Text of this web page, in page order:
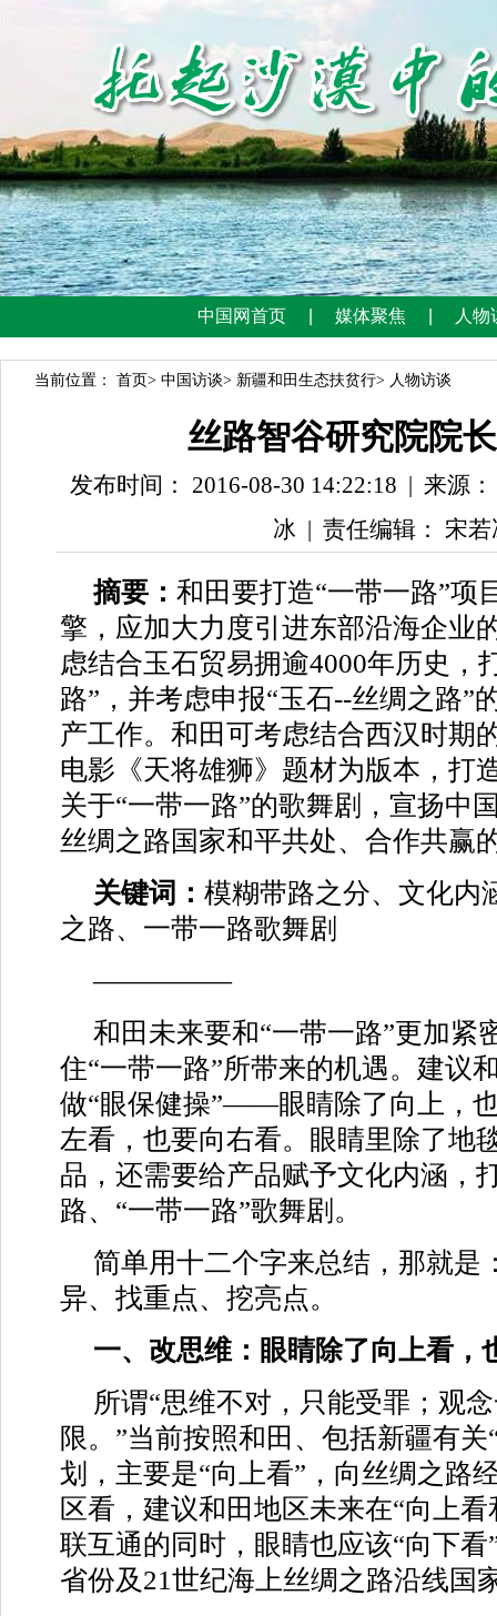
当前位置： 首页> 中国访谈> 新疆和田生态扶贫行> 人物访谈
丝路智谷研究院院
发布时间： 2016-08-30 14:22:18 | 来源
冰 | 责任编辑： 宋若
摘要： 和田要打造“一带一路”项
擎，应加大力度引进东部沿海企业
虑结合玉石贸易拥逾4000年历史，
路”，并考虑申报“玉石--丝绸之路”
产工作。和田可考虑结合西汉时期
电影《天将雄狮》题材为版本，打
关于“一带一路”的歌舞剧，宣扬中
丝绸之路国家和平共处、合作共赢
关键词： 模糊带路之分、文化内
之路、一带一路歌舞剧
—————
和田未来要和“一带一路”更加紧
住“一带一路”所带来的机遇。建议
做“眼保健操”——眼睛除了向上，
左看，也要向右看。眼睛里除了地
品，还需要给产品赋予文化内涵，
路、“一带一路”歌舞剧。
简单用十二个字来总结，那就是
异、找重点、挖亮点。
一、改思维：眼睛除了向上看，
所谓“思维不对，只能受罪；观
限。”当前按照和田、包括新疆有关
划，主要是“向上看”，向丝绸之路
区看，建议和田地区未来在“向上
联互通的同时，眼睛也应该“向下
省份及21世纪海上丝绸之路沿线国